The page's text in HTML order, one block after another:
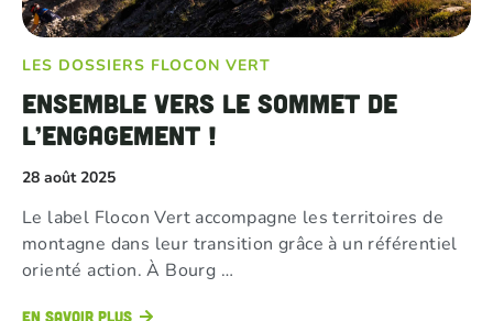
LES DOSSIERS FLOCON VERT
Ensemble vers le sommet de
l’engagement !
28 août 2025
Le label Flocon Vert accompagne les territoires de
montagne dans leur transition grâce à un référentiel
orienté action. À Bourg …
En savoir plus